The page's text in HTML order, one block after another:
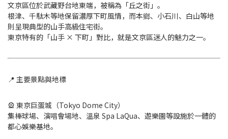
文京區位於武藏野台地東端，被稱為「丘之街」。
根津、千駄木等地保留濃厚下町風情，而本鄉、小石川、白山等地
則呈現典型的山手高級住宅街。
東京特有的「山手 × 下町」對比，就是文京區迷人的魅力之一。
📍 主要景點與地標
🎡 東京巨蛋城（Tokyo Dome City）
集棒球場、演唱會場地、溫泉 Spa LaQua、遊樂園等設施於一體的
都心娛樂基地。